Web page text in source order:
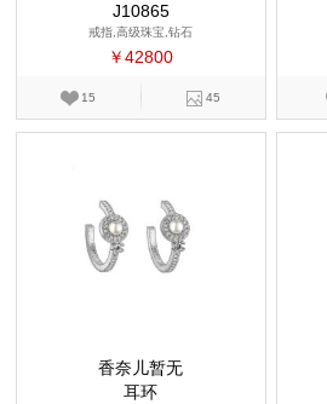
J10865
戒指,高级珠宝,钻石
￥42800
15 45
香奈儿暂无
耳环